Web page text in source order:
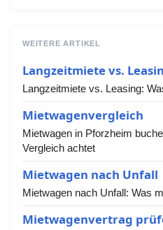
WEITERE ARTIKEL
Langzeitmiete vs.
Langzeitmiete vs. Leasing:
Mietwagenvergleich
Mietwagen in Pforzheim
Vergleich achtet
Mietwagen nach Unfall
Mietwagen nach Unfall: Was
Mietwagenvertrag